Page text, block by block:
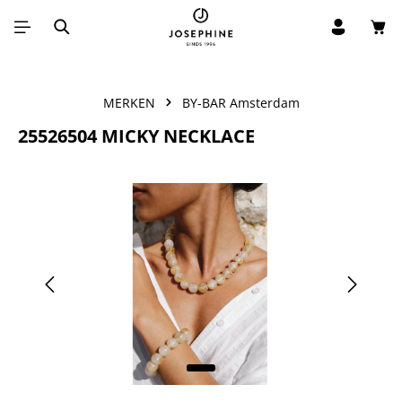
Ga naar de hoofdinhoud
MERKEN BY-BAR Amsterdam
25526504 MICKY NECKLACE
Afbeeldingengalerij overslaan